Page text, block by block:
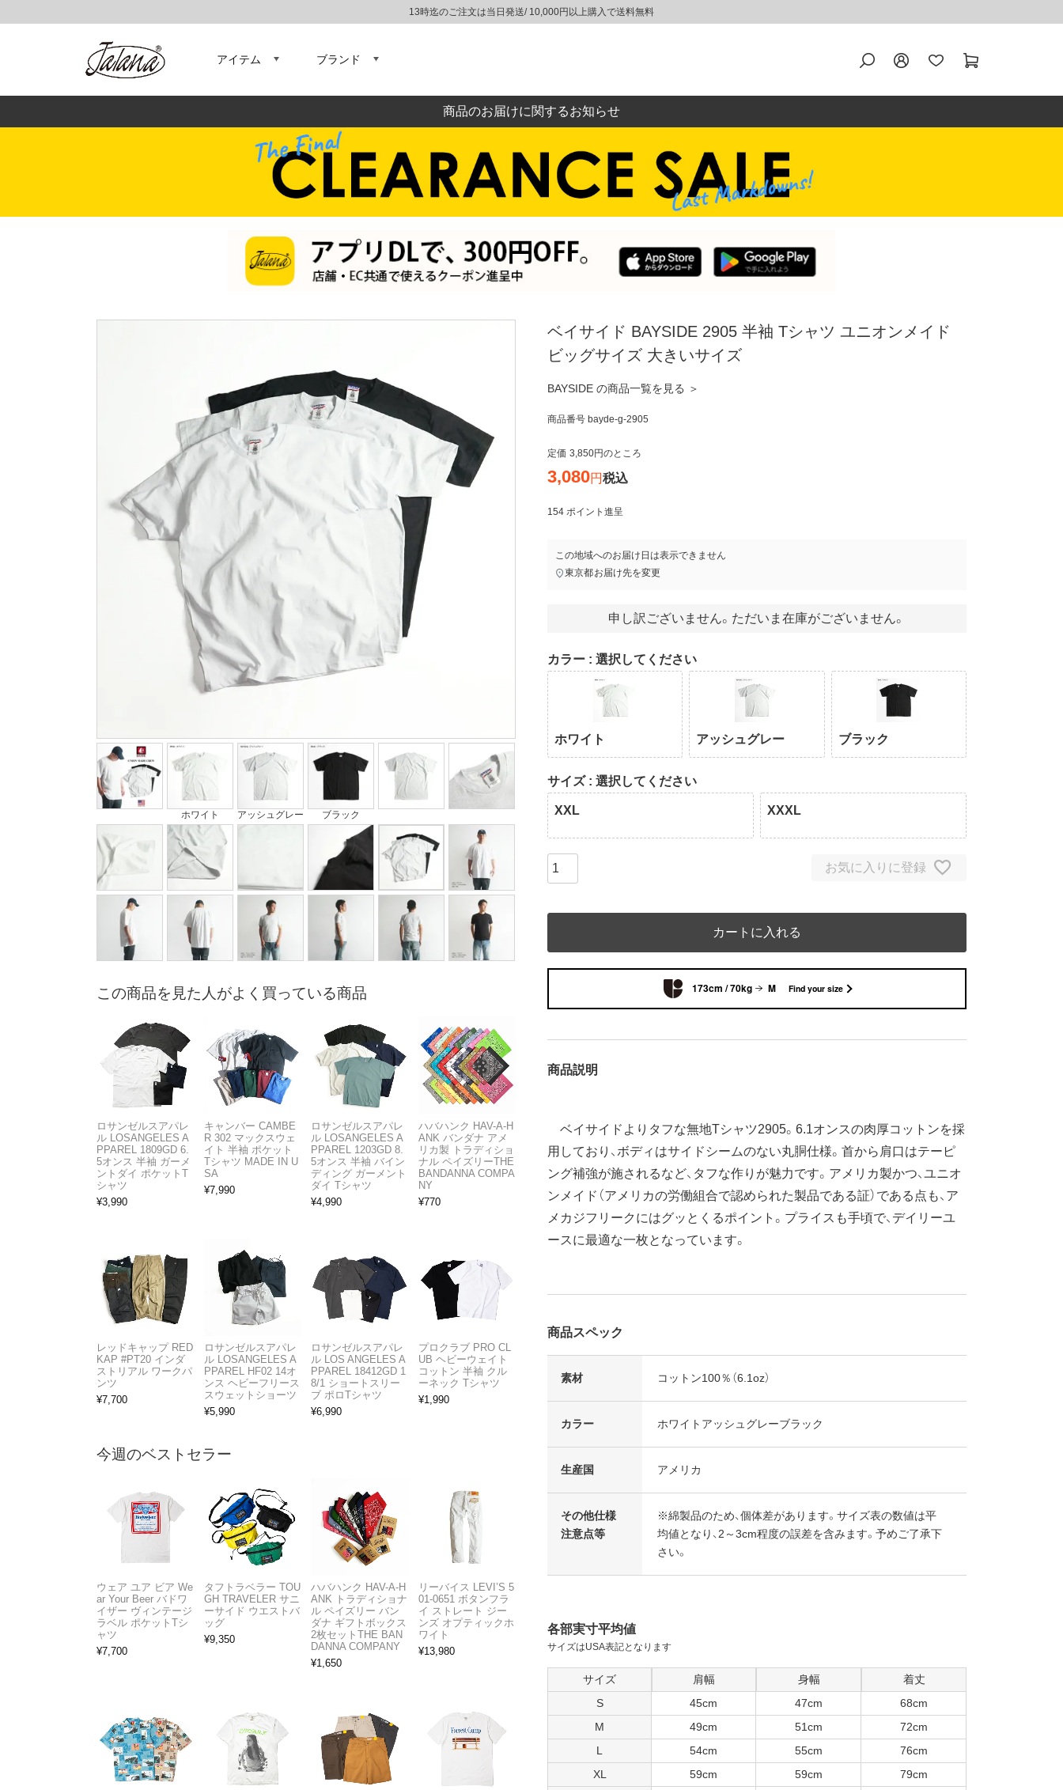
13時迄のご注文は当日発送/ 10,000円以上購入で送料無料
アイテム ブランド
商品のお届けに関するお知らせ
ホワイト アッシュグレー ブラック
ベイサイド BAYSIDE 2905 半袖 Tシャツ ユニオンメイド
ビッグサイズ 大きいサイズ
BAYSIDE の商品一覧を見る ＞
商品番号 bayde-g-2905
定価 3,850 のところ
3,080 税込
154 ポイント進呈
この地域へのお届け日は表示できません
東京都お届け先を変更
申し訳ございません。ただいま在庫がございません。
カラー 選択してください
ホワイト アッシュグレー ブラック
サイズ 選択してください
XXL XXXL
お気に入りに登録
カートに入れる
173cm / 70kg M Find your size
商品説明
ベイサイドよりタフな無地Tシャツ2905。6.1オンスの肉厚コットンを採
用しており、ボディはサイドシームのない丸胴仕様。首から肩口はテーピ
ング補強が施されるなど、タフな作りが魅力です。アメリカ製かつ、ユニオ
ンメイド（アメリカの労働組合で認められた製品である証）である点も、ア
メカジフリークにはグッとくるポイント。プライスも手頃で、デイリーユ
ースに最適な一枚となっています。
商品スペック
素材 コットン100％（6.1oz）
カラー ホワイトアッシュグレーブラック
生産国 アメリカ
その他仕様
注意点等
※綿製品のため、個体差があります。サイズ表の数値は平
均値となり、2～3cm程度の誤差を含みます。予めご了承下
さい。
各部実寸平均値
サイズはUSA表記となります
サイズ 肩幅 身幅
着丈
S
45cm 47cm
68cm
M
49cm 51cm
72cm
L
54cm 55cm
76cm
XL
59cm 59cm
79cm
この商品を見た人がよく買っている商品
ロサンゼルスアパレ
ル LOSANGELES A
PPAREL 1809GD 6.
5オンス 半袖 ガーメ
ントダイ ポケットT
シャツ
¥3,990
キャンバー CAMBE
R 302 マックスウェ
イト 半袖 ポケット
Tシャツ MADE IN U
SA
¥7,990
ロサンゼルスアパレ
ル LOSANGELES A
PPAREL 1203GD 8.
5オンス 半袖 バイン
ディング ガーメント
ダイ Tシャツ
¥4,990
ハバハンク HAV-A-H
ANK バンダナ アメ
リカ製 トラディショ
ナル ペイズリーTHE
BANDANNA COMPA
NY
¥770
レッドキャップ RED
KAP #PT20 インダ
ストリアル ワークパ
ンツ
¥7,700
ロサンゼルスアパレ
ル LOSANGELES A
PPAREL HF02 14オ
ンス ヘビーフリース
スウェットショーツ
¥5,990
ロサンゼルスアパレ
ル LOS ANGELES A
PPAREL 18412GD 1
8/1 ショートスリー
ブ ポロTシャツ
¥6,990
プロクラブ PRO CL
UB ヘビーウェイト
コットン 半袖 クル
ーネック Tシャツ
¥1,990
今週のベストセラー
ウェア ユア ビア We
ar Your Beer バドワ
イザー ヴィンテージ
ラベル ポケットTシ
ャツ
¥7,700
タフトラベラー TOU
GH TRAVELER サニ
ーサイド ウエストバ
ッグ
¥9,350
ハバハンク HAV-A-H
ANK トラディショナ
ル ペイズリー バン
ダナ ギフトボックス
2枚セットTHE BAN
DANNA COMPANY
¥1,650
リーバイス LEVI’S 5
01-0651 ボタンフラ
イ ストレート ジー
ンズ オプティックホ
ワイト
¥13,980